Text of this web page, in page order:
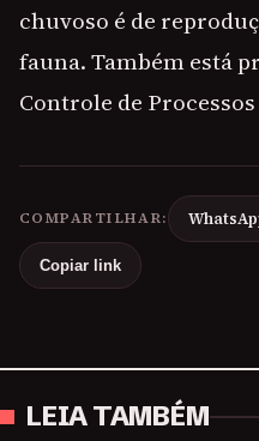
chuvoso é de
fauna. Também está
Controle de
COMPARTILHAR:
Copiar link
LEIA TAMBÉM